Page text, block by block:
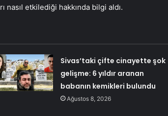
nasıl etkilediği hakkında bilgi aldı.
Sivas’taki çifte cinayette şok
gelişme: 6 yıldır aranan
babanın kemikleri bulundu
Ağustos 8, 2026